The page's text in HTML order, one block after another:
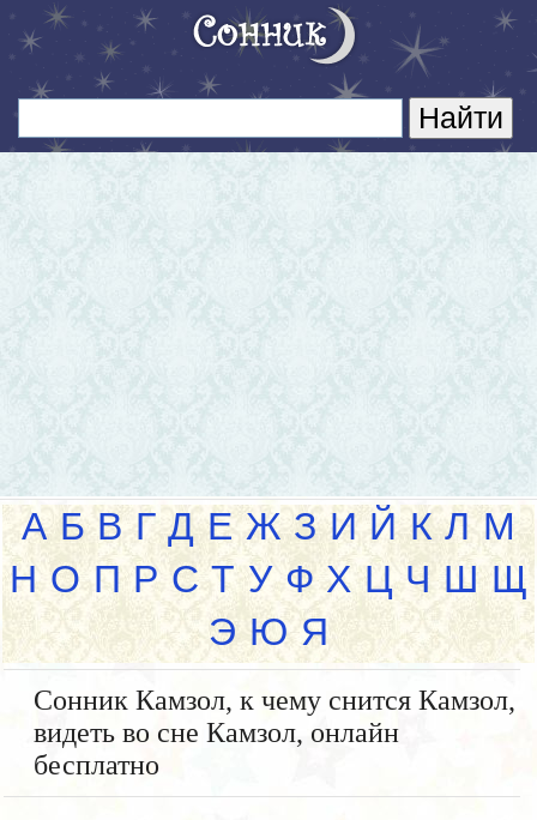
А Б В Г Д Е Ж З И Й К Л М
Н О П Р С Т У Ф Х Ц Ч Ш Щ
Э Ю Я
Сонник Камзол, к чему снится Камзол,
видеть во сне Камзол, онлайн
бесплатно